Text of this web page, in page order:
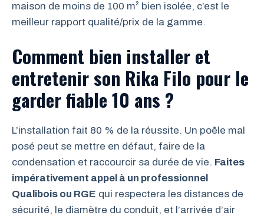
maison de moins de 100 m² bien isolée, c’est le
meilleur rapport qualité/prix de la gamme.
Comment bien installer et
entretenir son Rika Filo pour le
garder fiable 10 ans ?
L’installation fait 80 % de la réussite. Un poêle mal
posé peut se mettre en défaut, faire de la
condensation et raccourcir sa durée de vie. Faites
impérativement appel à un professionnel
Qualibois ou RGE qui respectera les distances de
sécurité, le diamètre du conduit, et l’arrivée d’air